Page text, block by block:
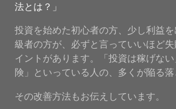
法とは？」
投資を始めた初心者の方、少し利益
級者の方が、必ずと言っていいほど
イントがあります。「投資は稼げな
険」といっている人の、多くが陥る落
その改善方法もお伝えしています。